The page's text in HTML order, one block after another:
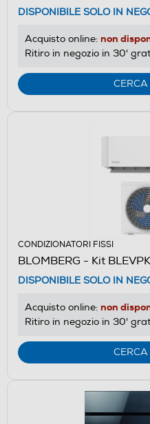
DISPONIBILE SOLO IN
Acquisto online: non
Ritiro in negozio in 30'
CONDIZIONATORI FISSI
BLOMBERG - Kit
DISPONIBILE SOLO IN
Acquisto online: non
Ritiro in negozio in 30'